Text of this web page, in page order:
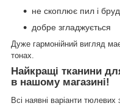
не скоплює пил і бруд
добре згладжується
Дуже гармонійний вигляд
тонах.
Найкращі тканини
в нашому магазині!
Всі наявні варіанти